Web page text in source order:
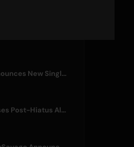
=LOVE Announces New Single 'Koi, Hajimemashita.' and Tokyo Dome Concerts
AliA Releases Post-Hiatus Album 'mate', Announces Tokyo Live